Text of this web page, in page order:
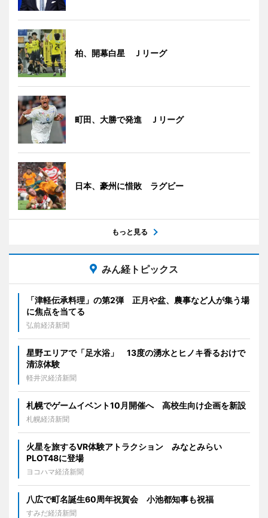
柏、開幕白星 Ｊリーグ
町田、大勝で発進 Ｊリーグ
日本、豪州に惜敗 ラグビー
もっと見る
みん経トピックス
「津軽伝承料理」の第2弾 正月や盆、農事など人が集う場
に焦点を当てる
弘前経済新聞
星野エリアで「足水浴」 13度の湧水とヒノキ香るおけで
清涼体験
軽井沢経済新聞
札幌でゲームイベント10月開催へ 高校生向け企画を新設
札幌経済新聞
火星を旅するVR体験アトラクション みなとみらい
PLOT48に登場
ヨコハマ経済新聞
八広で町名誕生60周年祝賀会 小池都知事も祝福
すみだ経済新聞